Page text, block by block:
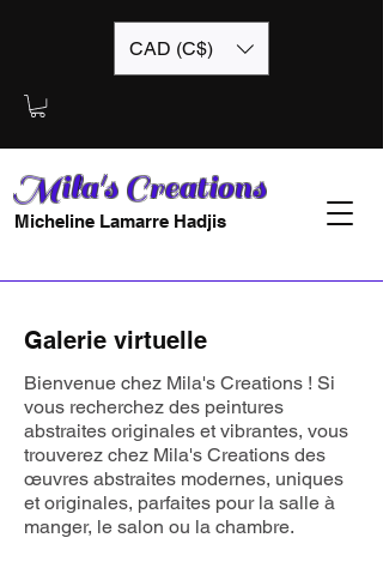
CAD (C$)
Mila's Creations
Micheline Lamarre Hadjis
Galerie virtuelle
Bienvenue chez Mila's Creations ! Si
vous recherchez des peintures
abstraites originales et vibrantes, vous
trouverez chez Mila's Creations des
œuvres abstraites modernes, uniques
et originales, parfaites pour la salle à
manger, le salon ou la chambre.